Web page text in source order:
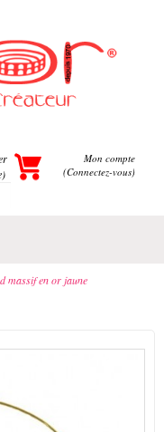
Mon compte
(Connectez-vous)
massif en or jaune